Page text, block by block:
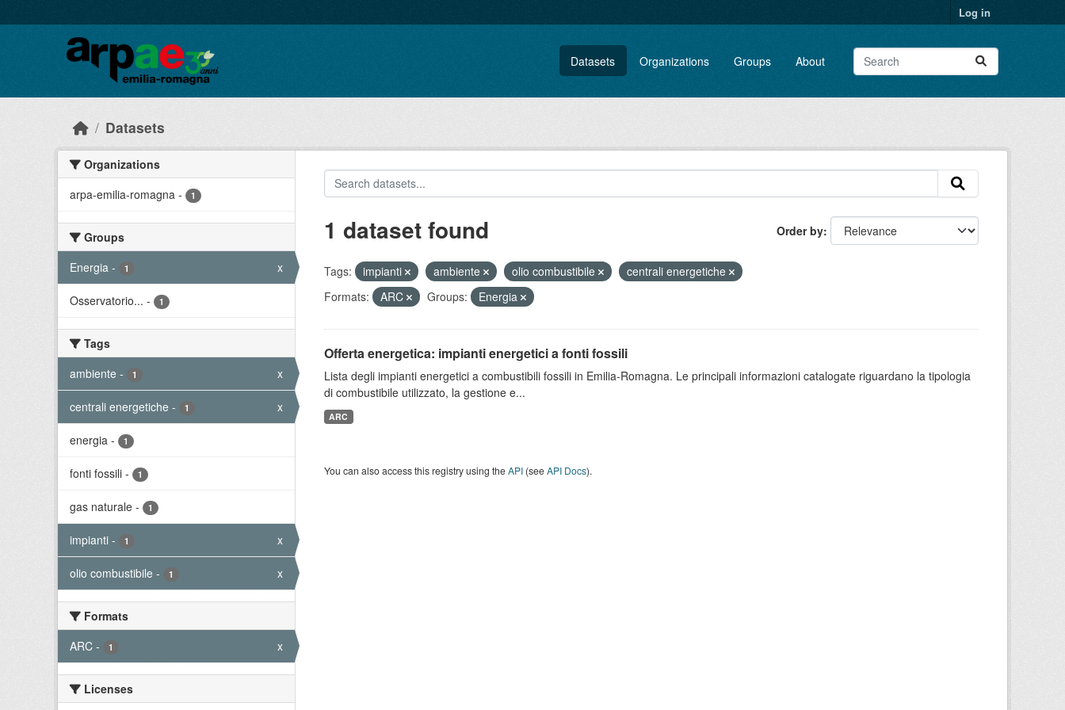
Log in
Datasets Organizations Groups About
Datasets
Organizations
arpa-emilia-romagna - 1
Groups
Energia - 1 x
Osservatorio... - 1
Tags
ambiente - 1 x
centrali energetiche - 1 x
energia - 1
fonti fossili - 1
gas naturale - 1
impianti - 1 x
olio combustibile - 1 x
Formats
ARC - 1 x
Licenses
Order by
1 dataset found
Tags: impianti ambiente olio combustibile
centrali energetiche
Formats:
ARC Groups: Energia
Offerta energetica: impianti energetici a fonti fossili
Lista degli impianti energetici a combustibili fossili in Emilia-Romagna. Le principali informazioni catalogate riguardano la tipologia
di combustibile utilizzato, la gestione e...
ARC
You can also access this registry using theAPI(seeAPI Docs).